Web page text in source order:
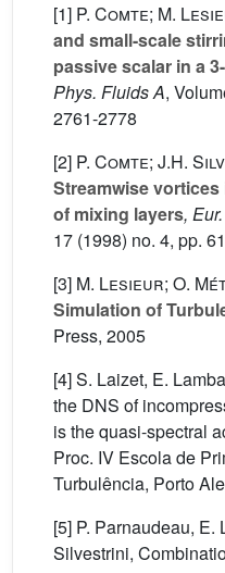
[1] P. Comte; M.
and small-scale
passive scalar in a
Phys. Fluids A,
2761-2778
[2] P. Comte; J.H.
Streamwise
of mixing layers,
17 (1998) no. 4, pp.
[3] M. Lesieur; O.
Simulation of
Press, 2005
[4] S. Laizet, E.
the DNS of
is the quasi-spectral
Proc. IV Escola de
Turbulência, Porto
[5] P. Parnaudeau,
Silvestrini,